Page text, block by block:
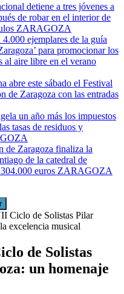
detiene a tres jóvenes a
de robar en el interior de
ZARAGOZA
ejemplares de la guía
para promocionar los
al aire libre en el verano
abre este sábado el Festival
de Zaragoza con las entradas
un año más los impuestos
tasas de residuos y
de Zaragoza finaliza la
de la catedral de
euros ZARAGOZA
Ciclo de Solistas Pilar
excelencia musical
de Solistas
un homenaje